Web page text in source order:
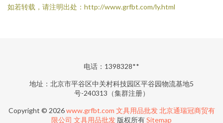
如若转载，请注明出处：http://www.grfbt.com/ly.html
电话：1398328**
地址：北京市平谷区中关村科技园区平谷园物流基地5
号-240313（集群注册）
Copyright © 2026www.grfbt.com 文具用品批发 北京通瑞冠商贸有
限公司 文具用品批发 版权所有Sitemap